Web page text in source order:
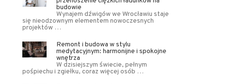
budowie
Wynajem dźwigów we Wrocławiu staje
się nieodzownym elementem nowoczesnych
projektów …
Remont i budowa w stylu
medytacyjnym: harmonijne i spokojne
wnętrza
W dzisiejszym świecie, pełnym
pośpiechu i zgiełku, coraz więcej osób …